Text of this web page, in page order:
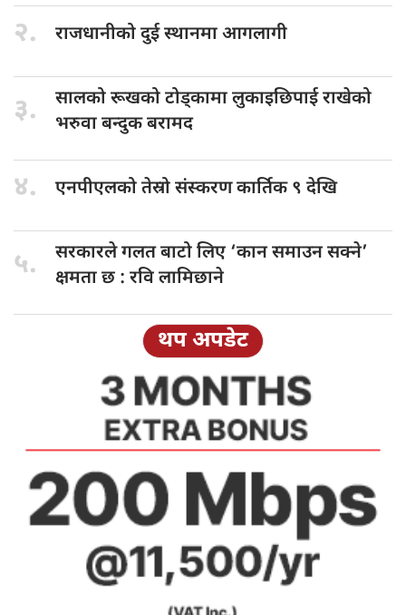
२. राजधानीको दुईस्थानमा आगलागी
३. सालको रूखकोटोड्कामा लुकाइछिपाई राखेको
भरुवा बन्दुक बरामद
४. एनपीएलको तेस्रोसंस्करण कार्तिक ९ देखि
५. सरकारले गलतबाटो लिए ‘कान समाउन सक्ने’
क्षमता छ : रवि लामिछाने
थप अपडेट